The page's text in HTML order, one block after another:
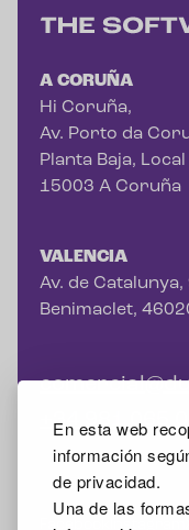
En esta web
información
de privacidad.
Una de las
A CORUÑA
Hi Coruña,
Av. Porto da
Planta Baja, Local
15003 A Coruña
VALENCIA
Av. de Catalunya,
Benimaclet,
+34 981 065
Facebook Instagram